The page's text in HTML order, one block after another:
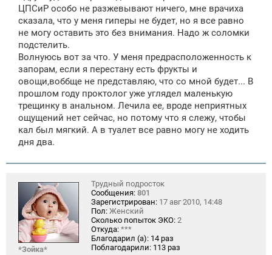
и
ЦПСиР особо не разжевывают ничего, мне врачиха
сказала, что у меня гиперы не будет, но я все равно
не могу оставить это без внимания. Надо ж соломки
подстелить.
Волнуюсь вот за что. У меня предрасположенность к
запорам, если я перестану есть фрукты и
овощи,воббще не представляю, что со мной будет... В
прошлом году проктолог уже углядел маленькую
трещинку в анальном. Лечила ее, вроде неприятных
ощущений нет сейчас, но потому что я слежу, чтобы
кал был мягкий. А в туалет все равно могу не ходить
дня два.
*Зойка*
Трудный подросток
Сообщения: 801
Зарегистрирован: 17 авг 2010, 14:48
Пол: Женский
Сколько попыток ЭКО: 2
Откуда: ***
Благодарил (а): 14 раз
Поблагодарили: 113 раз